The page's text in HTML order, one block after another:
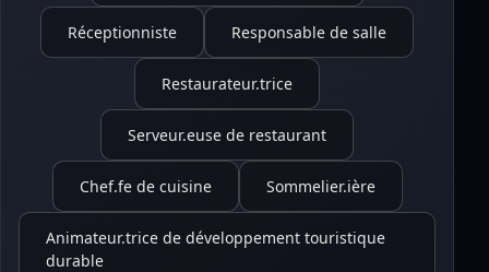
Réceptionniste Responsable de salle
Restaurateur.trice
Serveur.euse de restaurant
Chef.fe de cuisine Sommelier.ière
Animateur.trice de développement touristique
durable